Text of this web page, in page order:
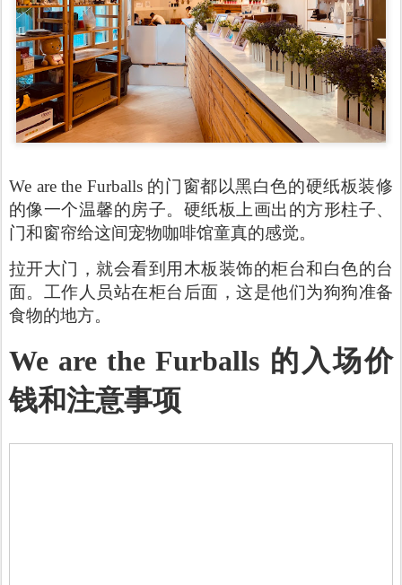
We are the Furballs 的门窗都以黑白色的硬纸板装修
的像一个温馨的房子。硬纸板上画出的方形柱子、
门和窗帘给这间宠物咖啡馆童真的感觉。
拉开大门，就会看到用木板装饰的柜台和白色的台
面。工作人员站在柜台后面，这是他们为狗狗准备
食物的地方。
We are the Furballs 的入场价
钱和注意事项